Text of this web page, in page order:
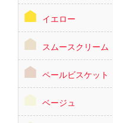
イエロー
スムースクリーム
ペールビスケット
ベージュ